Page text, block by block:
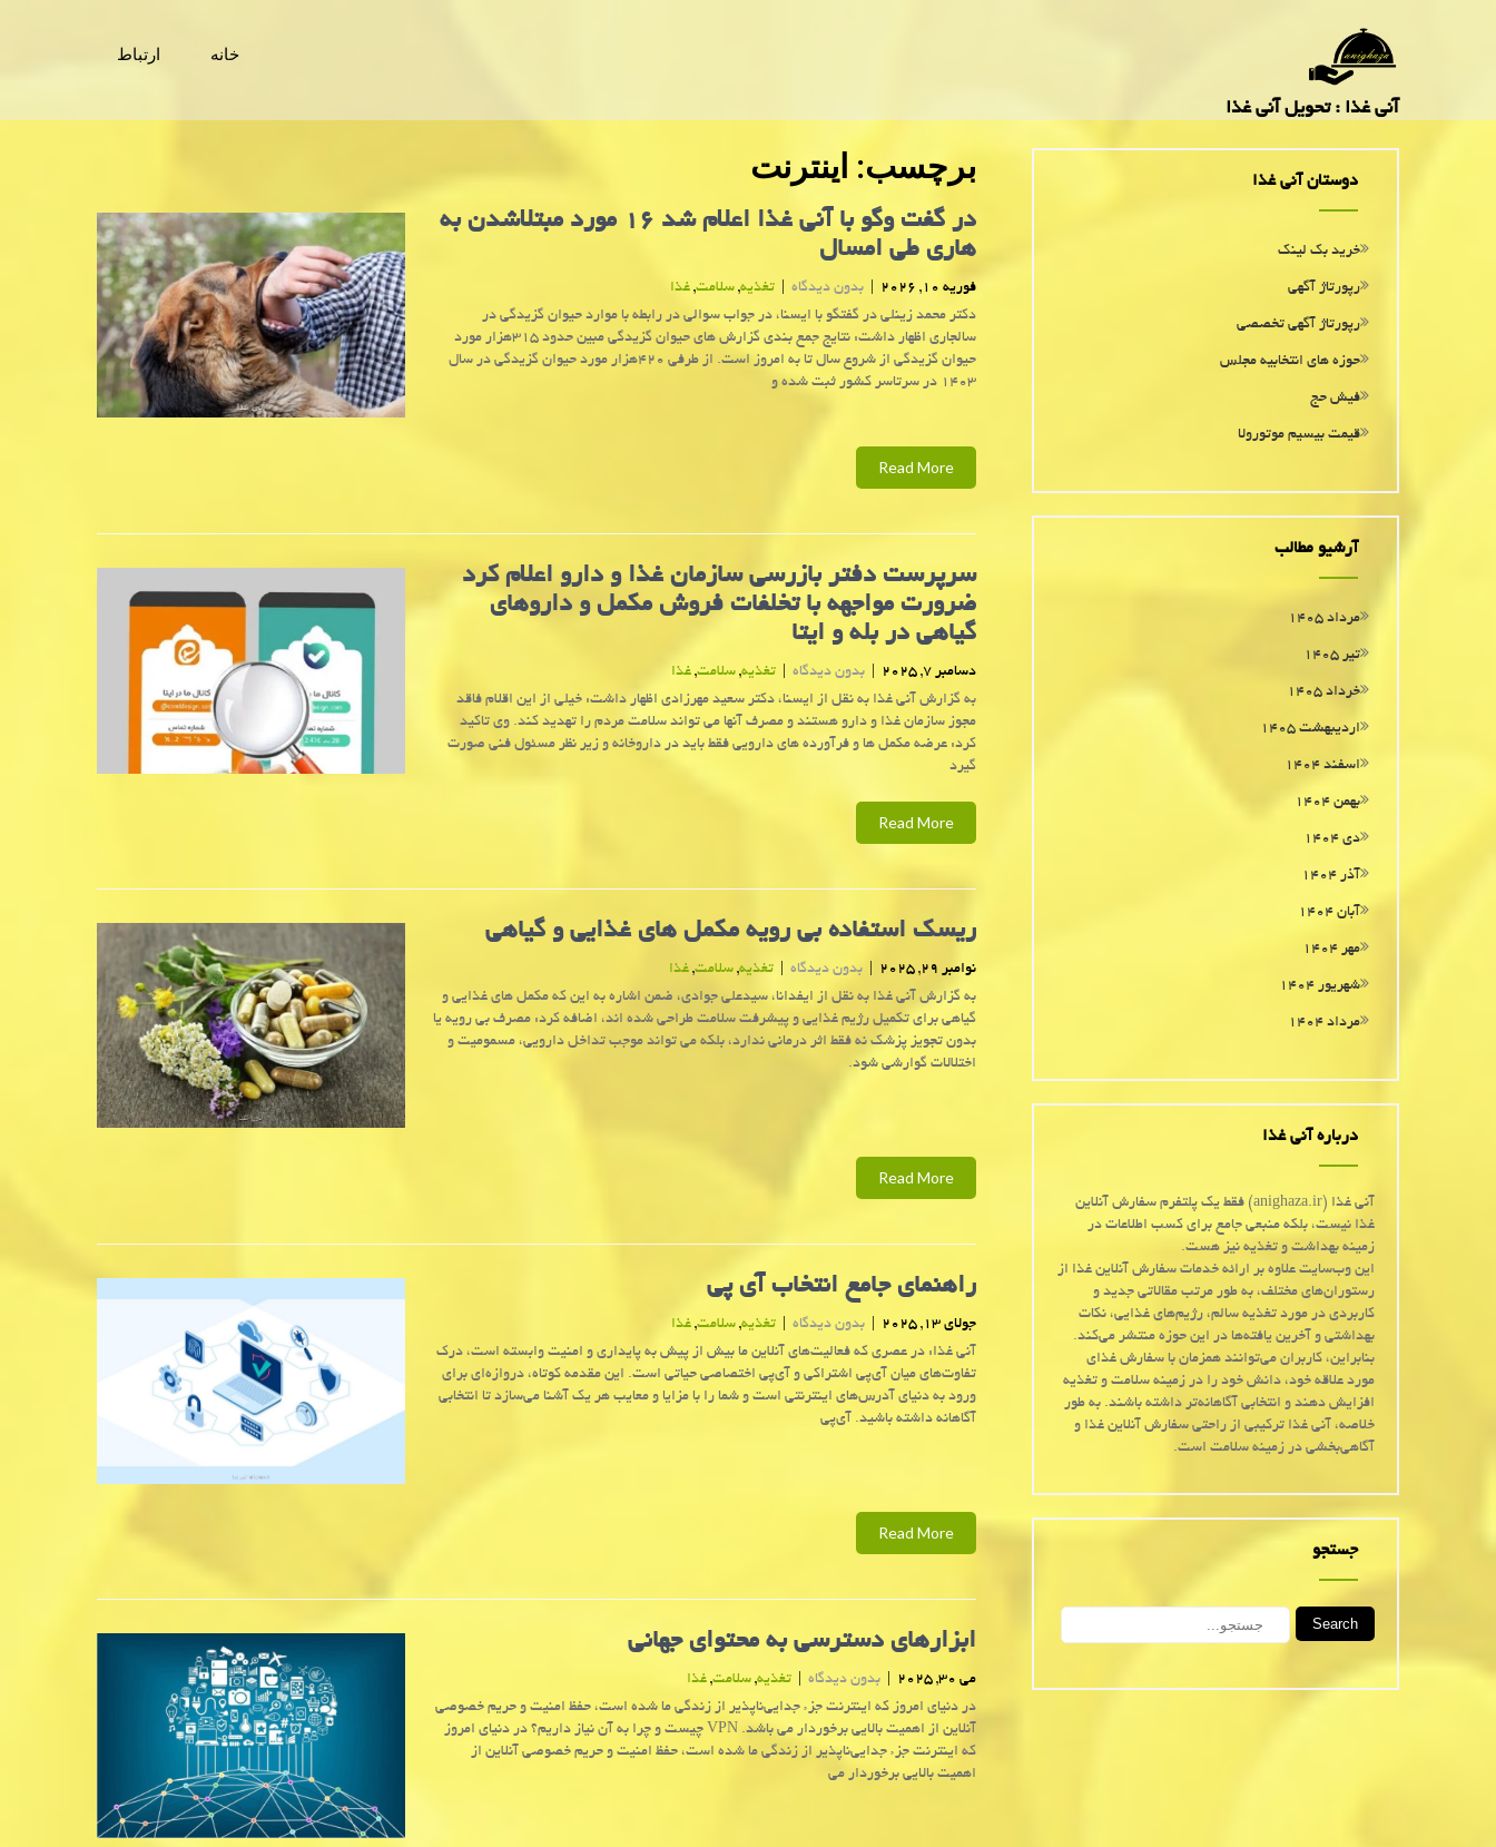
آنی غذا : تحویل آنی غذا
خانه ارتباط
برچسب: اینترنت
در گفت وگو با آنی غذا اعلام شد ۱۶ مورد مبتلاشدن به
هاری طی امسال
فوریه 10, 2026 بدون دیدگاه تغذیه, سلامت, غذا
دکتر محمد زینلی در گفتگو با ایسنا، در جواب سوالی در رابطه با موارد حیوان گزیدگی در
سالجاری اظهار داشت: نتایج جمع بندی گزارش های حیوان گزیدگی مبین حدود ۳۱۵هزار مورد
حیوان گزیدگی از شروع سال تا به امروز است. از طرفی ۴۲۰هزار مورد حیوان گزیدگی در سال
۱۴۰۳ در سرتاسر کشور ثبت شده و
Read More
سرپرست دفتر بازرسی سازمان غذا و دارو اعلام كرد
ضرورت مواجهه با تخلفات فروش مکمل و داروهای
گیاهی در بله و ایتا
دسامبر 7, 2025 بدون دیدگاه تغذیه, سلامت, غذا
به گزارش آنی غذا به نقل از ایسنا، دکتر سعید مهرزادی اظهار داشت: خیلی از این اقلام فاقد
مجوز سازمان غذا و دارو هستند و مصرف آنها می تواند سلامت مردم را تهدید کند. وی تاکید
کرد: عرضه مکمل ها و فرآورده های دارویی فقط باید در داروخانه و زیر نظر مسئول فنی صورت
گیرد
Read More
ریسک استفاده بی رویه مکمل های غذایی و گیاهی
نوامبر 29, 2025 بدون دیدگاه تغذیه, سلامت, غذا
به گزارش آنی غذا به نقل از ایفدانا، سیدعلی جوادی، ضمن اشاره به این که مکمل های غذایی و
گیاهی برای تکمیل رژیم غذایی و پیشرفت سلامت طراحی شده اند، اضافه کرد: مصرف بی رویه یا
بدون تجویز پزشک نه فقط اثر درمانی ندارد، بلکه می تواند موجب تداخل دارویی، مسمومیت و
اختلالات گوارشی شود.
Read More
راهنمای جامع انتخاب آی پی
جولای 13, 2025 بدون دیدگاه تغذیه, سلامت, غذا
آنی غذا: در عصری که فعالیت‌های آنلاین ما بیش از پیش به پایداری و امنیت وابسته است، درک
تفاوت‌های میان آی‌پی اشتراکی و آی‌پی اختصاصی حیاتی است. این مقدمه کوتاه، دروازه‌ای برای
ورود به دنیای آدرس‌های اینترنتی است و شما را با مزایا و معایب هر یک آشنا می‌سازد تا انتخابی
آگاهانه داشته باشید. آی‌پی
Read More
ابزارهای دسترسی به محتوای جهانی
می 30, 2025 بدون دیدگاه تغذیه, سلامت, غذا
در دنیای امروز که اینترنت جزء جدایی‌ناپذیر از زندگی ما شده است، حفظ امنیت و حریم خصوصی
آنلاین از اهمیت بالایی برخوردار می باشد. VPN چیست و چرا به آن نیاز داریم؟ در دنیای امروز
که اینترنت جزء جدایی‌ناپذیر از زندگی ما شده است، حفظ امنیت و حریم خصوصی آنلاین از
اهمیت بالایی برخوردار می
دوستان آنی غذا
خرید بک لینک
رپورتاژ آگهی
رپورتاژ آگهی تخصصی
حوزه های انتخابیه مجلس
فیش حج
قیمت بیسیم موتورولا
آرشیو مطالب
مرداد ۱۴۰۵
تیر ۱۴۰۵
خرداد ۱۴۰۵
اردیبهشت ۱۴۰۵
اسفند ۱۴۰۴
بهمن ۱۴۰۴
دی ۱۴۰۴
آذر ۱۴۰۴
آبان ۱۴۰۴
مهر ۱۴۰۴
شهریور ۱۴۰۴
مرداد ۱۴۰۴
درباره آنی غذا
آنی غذا (anighaza.ir) فقط یک پلتفرم سفارش آنلاین
غذا نیست، بلکه منبعی جامع برای کسب اطلاعات در
زمینه بهداشت و تغذیه نیز هست.
این وب‌سایت علاوه بر ارائه خدمات سفارش آنلاین غذا از
رستوران‌های مختلف، به طور مرتب مقالاتی جدید و
کاربردی در مورد تغذیه سالم، رژیم‌های غذایی، نکات
بهداشتی و آخرین یافته‌ها در این حوزه منتشر می‌کند.
بنابراین، کاربران می‌توانند همزمان با سفارش غذای
مورد علاقه خود، دانش خود را در زمینه سلامت و تغذیه
افزایش دهند و انتخابی آگاهانه‌تر داشته باشند. به طور
خلاصه، آنی غذا ترکیبی از راحتی سفارش آنلاین غذا و
آگاهی‌بخشی در زمینه سلامت است.
جستجو
Search